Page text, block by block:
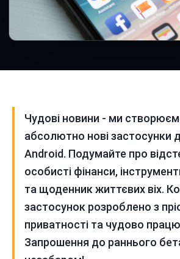
Чудові новини - ми
абсолютно нові застосунки
Android. Подумайте про
особисті фінанси,
та щоденник життєвих віх.
застосунок розроблено з
приватності та чудово
Запрошення до раннього